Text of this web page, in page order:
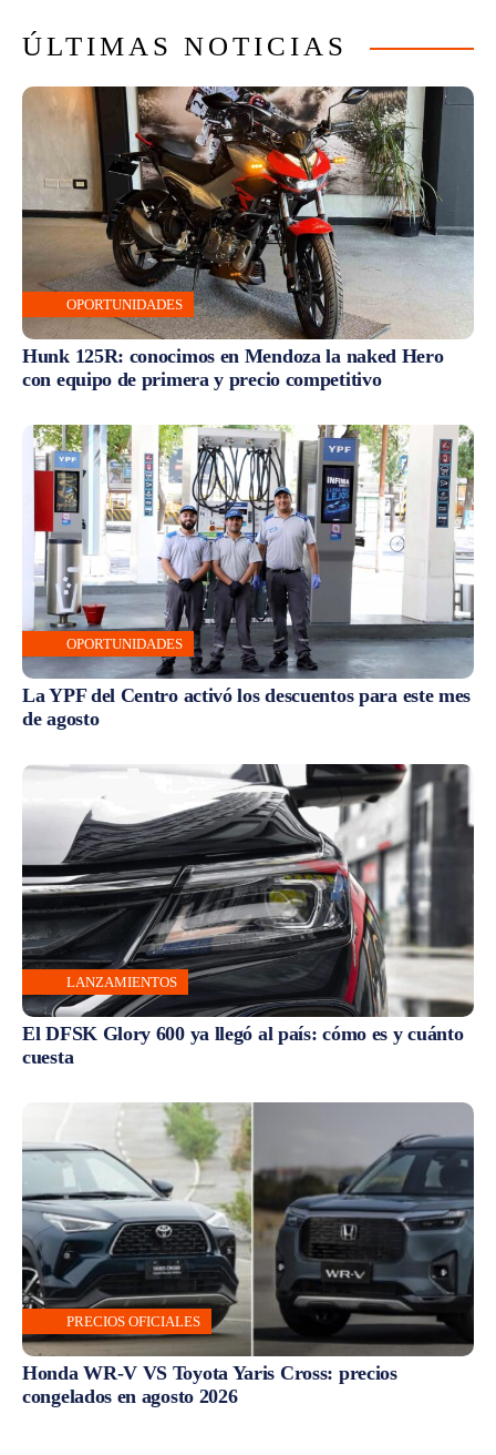
ÚLTIMAS NOTICIAS
OPORTUNIDADES
Hunk 125R: conocimos en Mendoza la naked Hero
con equipo de primera y precio competitivo
OPORTUNIDADES
La YPF del Centro activó los descuentos para este mes
de agosto
LANZAMIENTOS
El DFSK Glory 600 ya llegó al país: cómo es y cuánto
cuesta
PRECIOS OFICIALES
Honda WR-V VS Toyota Yaris Cross: precios
congelados en agosto 2026